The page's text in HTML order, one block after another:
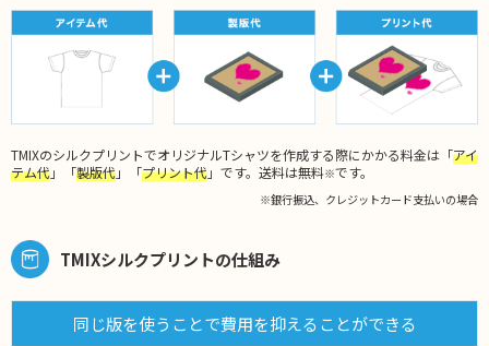
TMIXのシルクプリントでオリジナルTシャツを作成する際にかかる料金は「アイ
テム代」「製版代」「プリント代」です。送料は無料※です。
※銀行振込、クレジットカード支払いの場合
TMIXシルクプリントの仕組み
同じ版を使うことで費用を抑えることができる